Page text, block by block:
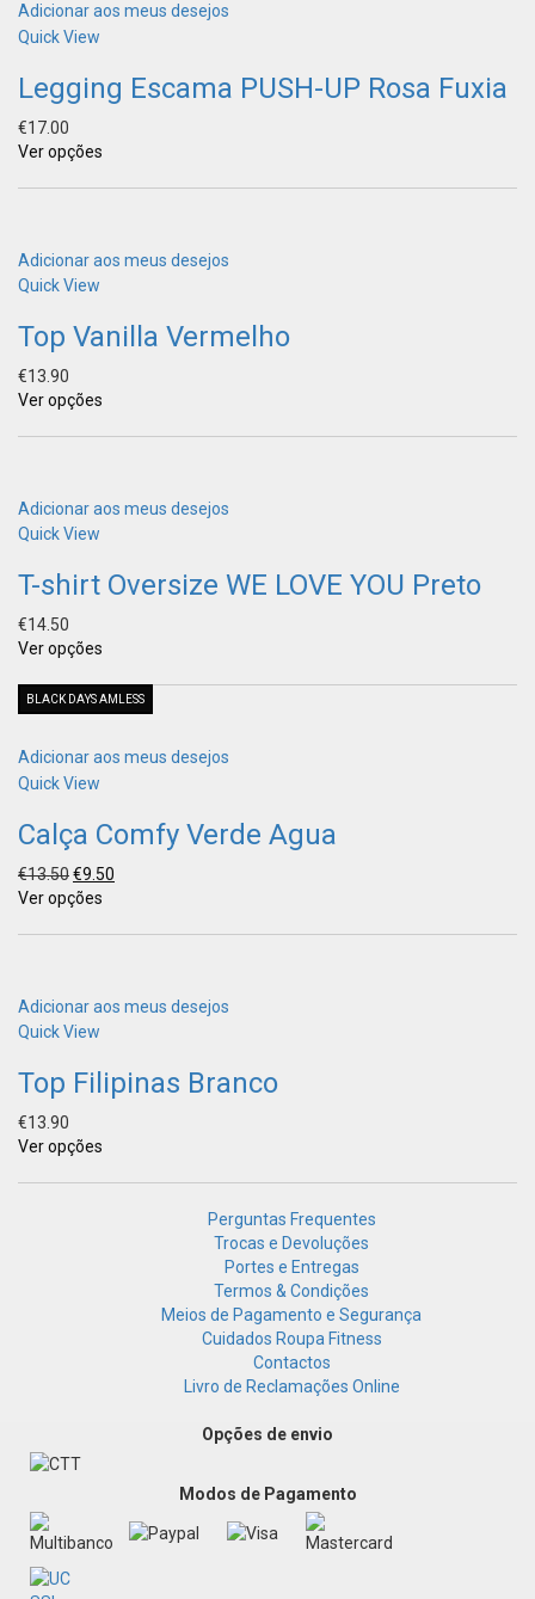
Adicionar aos meus desejos
Quick View
Legging Escama PUSH-UP Rosa Fuxia
€17.00
Ver opções
Adicionar aos meus desejos
Quick View
Top Vanilla Vermelho
€13.90
Ver opções
Adicionar aos meus desejos
Quick View
T-shirt Oversize WE LOVE YOU Preto
€14.50
Ver opções
BLACK DAYS AMLESS
Adicionar aos meus desejos
Quick View
Calça Comfy Verde Agua
€13.50€9.50
Ver opções
Adicionar aos meus desejos
Quick View
Top Filipinas Branco
€13.90
Ver opções
Perguntas Frequentes
Trocas e Devoluções
Portes e Entregas
Termos & Condições
Meios de Pagamento e Segurança
Cuidados Roupa Fitness
Contactos
Livro de Reclamações Online
Opções de envio
Modos de Pagamento